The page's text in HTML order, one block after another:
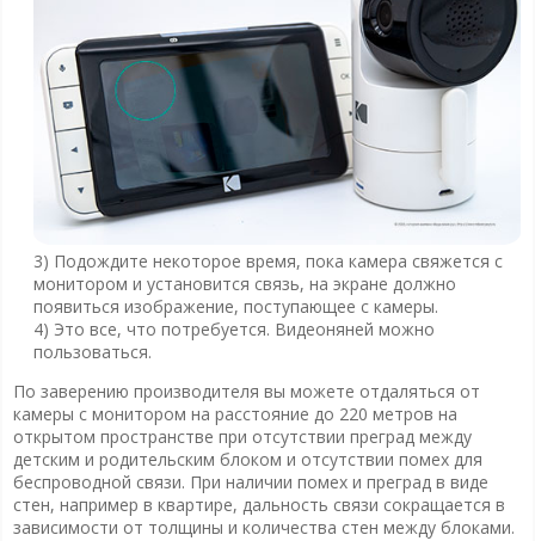
3) Подождите некоторое время, пока камера свяжется с
монитором и установится связь, на экране должно
появиться изображение, поступающее с камеры.
4) Это все, что потребуется. Видеоняней можно
пользоваться.
По заверению производителя вы можете отдаляться от
камеры с монитором на расстояние до 220 метров на
открытом пространстве при отсутствии преград между
детским и родительским блоком и отсутствии помех для
беспроводной связи. При наличии помех и преград в виде
стен, например в квартире, дальность связи сокращается в
зависимости от толщины и количества стен между блоками.